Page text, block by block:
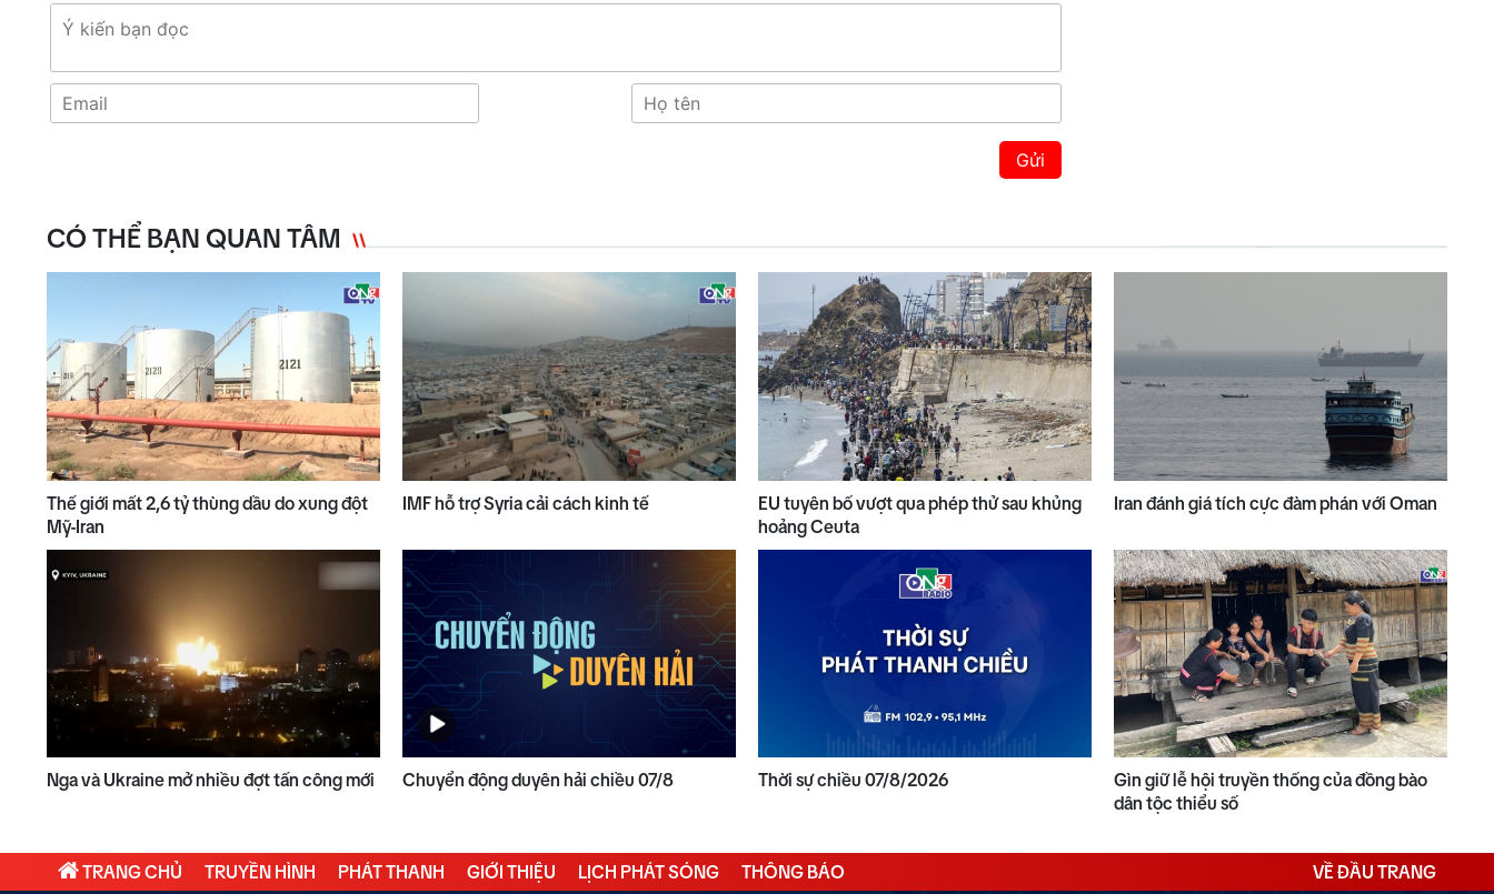
Gửi
CÓ THỂ BẠN QUAN TÂM
Thế giới mất 2,6 tỷ thùng dầu do xung đột
Mỹ-Iran
IMF hỗ trợ Syria cải cách kinh tế
EU tuyên bố vượt qua phép thử sau khủng
hoảng Ceuta
Iran đánh giá tích cực đàm phán với Oman
Nga và Ukraine mở nhiều đợt tấn công mới Chuyển động duyên hải chiều 07/8 Thời sự chiều 07/8/2026
Gìn giữ lễ hội truyền thống của đồng bào
dân tộc thiểu số
TRANG CHỦ TRUYỀN HÌNH PHÁT THANH GIỚI THIỆU LỊCH PHÁT SÓNG THÔNG BÁO VỀ ĐẦU TRANG